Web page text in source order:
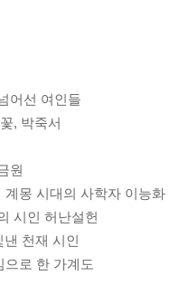
어선 여인들
, 박죽서
원
몽 시대의 사학자 이능화
시인 허난설헌
천재 시인
로 한 가계도